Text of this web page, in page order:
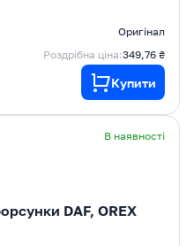
Оригінал
Роздрібна ціна:349,76 ₴
Купити
В наявності
DAF, OREX